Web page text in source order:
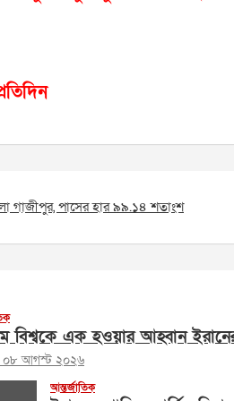
গাজীপুর, পাসের হার ৯৯.১৪ শতাংশ
বিশ্বকে এক হওয়ার আহ্বান ইরানের
০৮ আগস্ট ২০২৬
আন্তর্জাতিক